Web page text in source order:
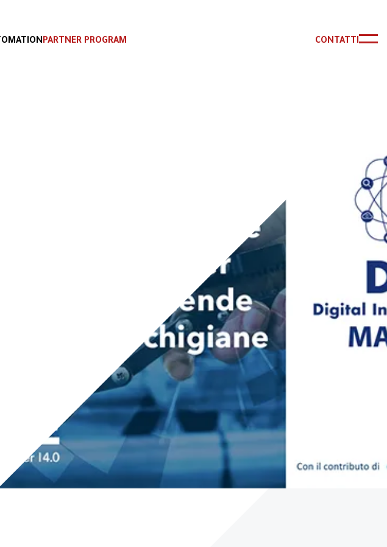
PARTNER PROGRAM CONTATTI